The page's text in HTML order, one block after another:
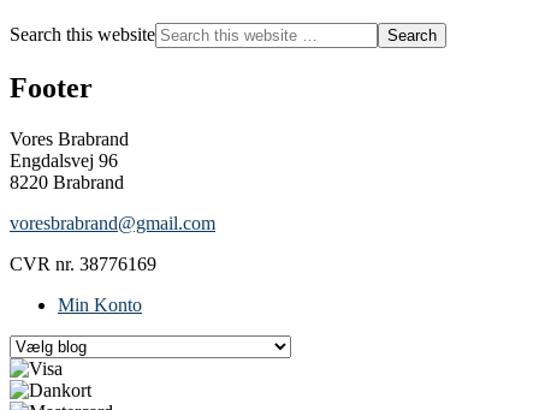
Search this website
Footer
Vores Brabrand
Engdalsvej 96
8220 Brabrand
voresbrabrand@gmail.com
CVR nr. 38776169
Min Konto